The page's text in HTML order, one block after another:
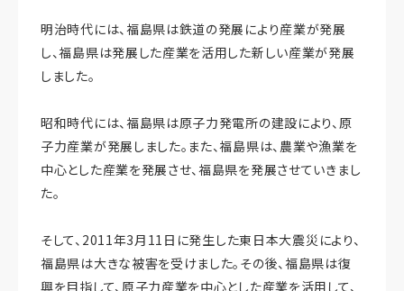
明治時代には、福島県は鉄道の発展により産業が発展
し、福島県は発展した産業を活用した新しい産業が発展
しました。
昭和時代には、福島県は原子力発電所の建設により、原
子力産業が発展しました。また、福島県は、農業や漁業を
中心とした産業を発展させ、福島県を発展させていきまし
た。
そして、2011年3月11日に発生した東日本大震災により、
福島県は大きな被害を受けました。その後、福島県は復
興を目指して、原子力産業を中心とした産業を活用して、